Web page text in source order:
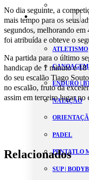
Modalidades
ATLETISMO
CANOAGEM
ENDURO |
NATAÇÃO
PADEL
PENTATLO
SUP |
No dia seguinte, a
mais tempo para os seus
segundos, melhorando
foi atribuída e obteve o
Na partida para o último
handicap de 1 minuto e
do seu escalão Tiago
no escalão, fruto da
assim em terceiro lugar no
Relacionados